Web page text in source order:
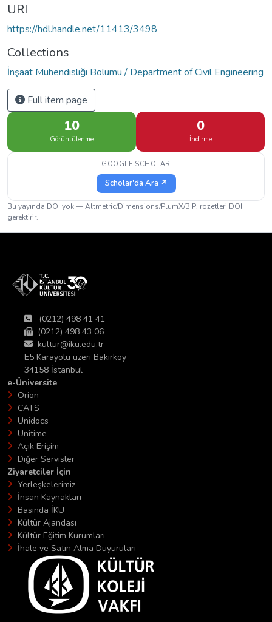
URI
https://hdl.handle.net/11413/3498
Collections
İnşaat Mühendisliği Bölümü / Department of Civil Engineering
Full item page
10
Görüntülenme
0
İndirme
GOOGLE SCHOLAR
Scholar'da Ara ↗
Bu yayında DOI yok — Altmetric/Dimensions/PlumX/BIP! rozetleri DOI
gerektirir.
(0212) 498 41 41
(0212) 498 43 06
kultur@iku.edu.tr
E5 Karayolu üzeri Bakırköy
34158 İstanbul
e-Üniversite
Orion
CATS
Unidocs
Unitime
Açık Erişim
Diğer Servisler
Ziyaretciler İçin
Yerleşkelerimiz
İnsan Kaynakları
Basında İKÜ
Kültür Ajandası
Kültür Eğitim Kurumları
İhale ve Satın Alma Duyuruları